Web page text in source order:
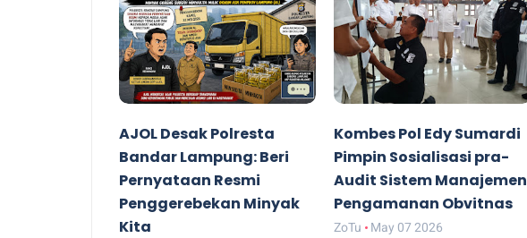
AJOL Desak Polresta
Bandar Lampung: Beri
Pernyataan Resmi
Penggerebekan Minyak
Kita
Kombes Pol Edy Sumardi
Pimpin Sosialisasi pra-
Audit Sistem Manajemen
Pengamanan Obvitnas
ZoTu May 07 2026